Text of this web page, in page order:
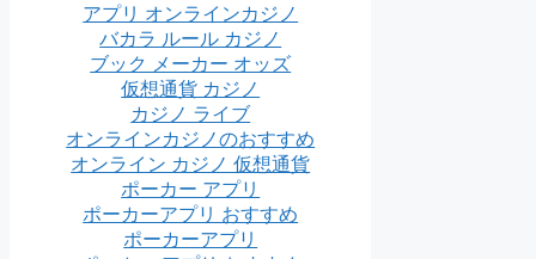
アプリ オンラインカジノ
バカラ ルール カジノ
ブック メーカー オッズ
仮想通貨 カジノ
カジノ ライブ
オンラインカジノのおすすめ
オンライン カジノ 仮想通貨
ポーカー アプリ
ポーカーアプリ おすすめ
ポーカーアプリ